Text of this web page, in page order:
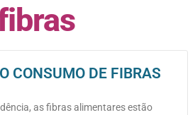
CONSUMO DE FIBRAS
as fibras alimentares estão